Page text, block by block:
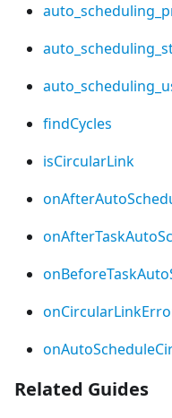
findCycles
isCircularLink
Related Guides